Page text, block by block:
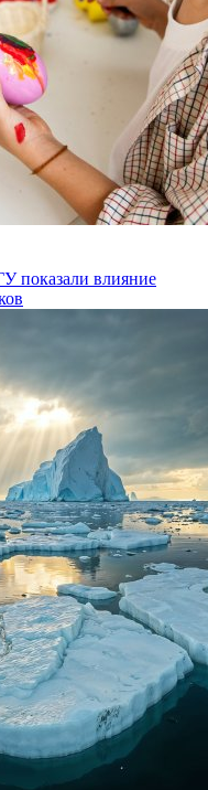
показали влияние